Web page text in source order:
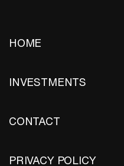
HOME
INVESTMENTS
CONTACT
PRIVACY POLICY